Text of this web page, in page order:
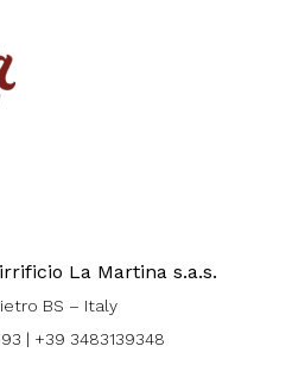
La Martina s.a.s.
BS – Italy
| +39 3483139348